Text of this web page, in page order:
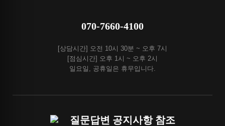
070-7660-4100
[상담시간] 오전 10시 30분 ~ 오후 7시
[점심시간] 오후 1시 ~ 오후 2시
일요일, 공휴일은 휴무입니다.
질문답변 공지사항 참조